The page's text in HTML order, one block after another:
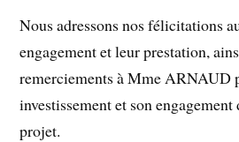
Nous adressons nos félicitations
engagement et leur prestation,
remerciements à Mme ARNAUD
investissement et son engagement
projet.